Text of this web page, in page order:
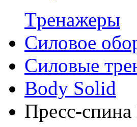
Tренажеры
Силовое
Силовые
Body Solid
Пресс-